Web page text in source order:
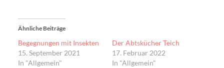
Ähnliche Beiträge
Begegnungen mit Insekten
15. September 2021
In "Allgemein"
Der Abtskücher Teich
17. Februar 2022
In "Allgemein"